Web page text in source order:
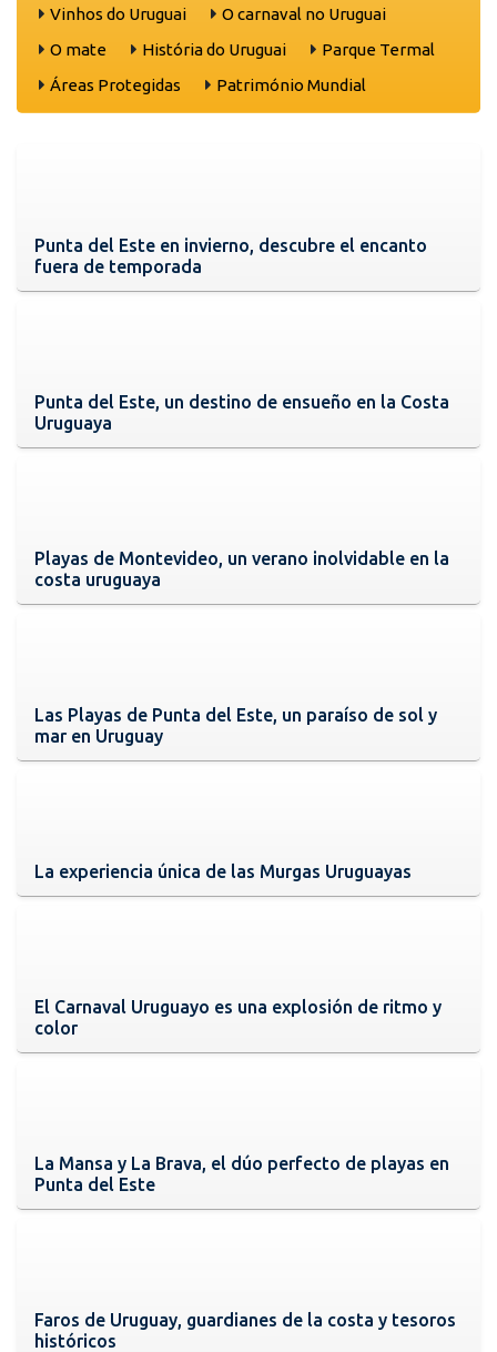
Vinhos do Uruguai
O carnaval no Uruguai
O mate
História do Uruguai
Parque Termal
Áreas Protegidas
Património Mundial
Punta del Este en invierno, descubre el encanto
fuera de temporada
Punta del Este, un destino de ensueño en la Costa
Uruguaya
Playas de Montevideo, un verano inolvidable en la
costa uruguaya
Las Playas de Punta del Este, un paraíso de sol y
mar en Uruguay
La experiencia única de las Murgas Uruguayas
El Carnaval Uruguayo es una explosión de ritmo y
color
La Mansa y La Brava, el dúo perfecto de playas en
Punta del Este
Faros de Uruguay, guardianes de la costa y tesoros
históricos